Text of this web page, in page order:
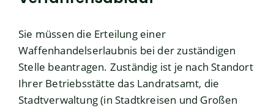
Sie müssen die Erteilung einer
Waffenhandelserlaubnis bei der zuständigen
Stelle beantragen. Zuständig ist je nach Standort
Ihrer Betriebsstätte das Landratsamt, die
Stadtverwaltung (in Stadtkreisen und Großen